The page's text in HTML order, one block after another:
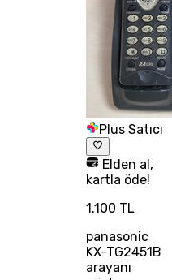
Plus Satıcı
Elden al,
kartla öde!
1.100 TL
panasonic
KX-TG2451B
arayanı